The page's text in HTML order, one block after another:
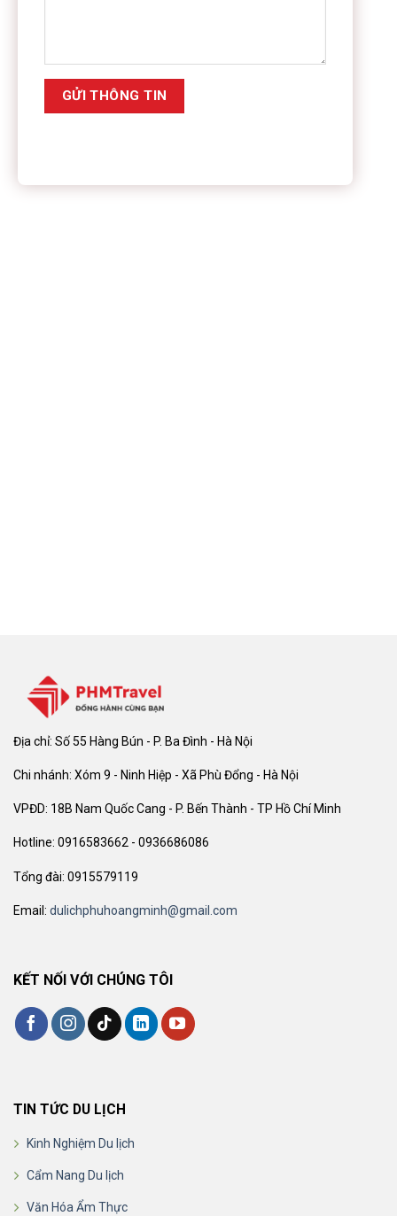
Địa chỉ: Số 55 Hàng Bún - P. Ba Đình - Hà Nội
Chi nhánh: Xóm 9 - Ninh Hiệp - Xã Phù Đổng - Hà Nội
VPĐD: 18B Nam Quốc Cang - P. Bến Thành - TP Hồ Chí Minh
Hotline: 0916583662 - 0936686086
Tổng đài: 0915579119
Email: dulichphuhoangminh@gmail.com
KẾT NỐI VỚI CHÚNG TÔI
TIN TỨC DU LỊCH
Kinh Nghiệm Du lịch
Cẩm Nang Du lịch
Văn Hóa Ẩm Thực